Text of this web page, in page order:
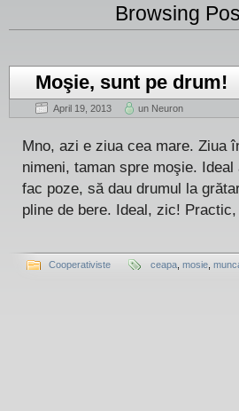
Browsing
Moşie, sunt pe drum!
April 19, 2013 un Neuron
Mno, azi e ziua cea mare. Ziua
nimeni, taman spre moşie.
fac poze, să dau drumul la
pline de bere. Ideal, zic!
Cooperativiste ceapa mosie